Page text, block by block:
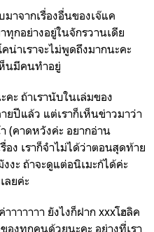
าจากเรื่องอื่นของเจ๊แค
กอย่างอยู่ในจักรวานเดีย
าเราจะไม่พูดถึงมากนะคะ
ห็นมีคนทำอยู่
ะ ถ้าเรานับในเล่มของ
ยปีแล้ว แต่เราก็เห็นข่าวมาว่า
(คาดหวังค่ะ อยากอ่าน
ง เราก็จำไม่ได้ว่าตอนสุดท้าย
งะ ถ้าจะดูแต่อนิเมะก้ได้ค่ะ
ลยค่ะ
าาาาาา ยังไงก็ฝาก xxxโฮลิค
องทุกคนด้วยนะคะ อย่างที่เรา